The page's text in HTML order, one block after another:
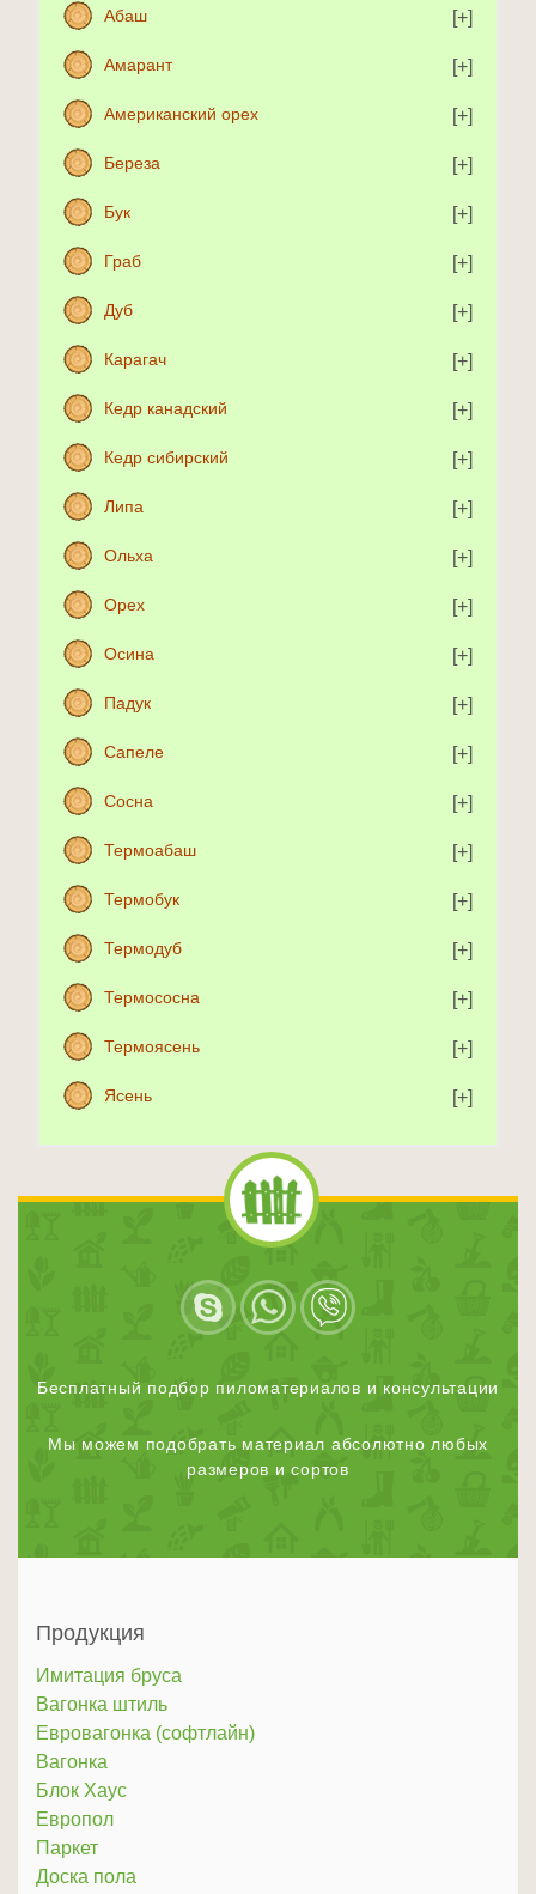
Абаш
Амарант
Американский орех
Береза
Бук
Граб
Дуб
Карагач
Кедр канадский
Кедр сибирский
Липа
Ольха
Орех
Осина
Падук
Сапеле
Сосна
Термоабаш
Термобук
Термодуб
Термососна
Термоясень
Ясень
Бесплатный подбор пиломатериалов и консультации
Мы можем подобрать материал абсолютно любых
размеров и сортов
Продукция
Имитация бруса
Вагонка штиль
Евровагонка (софтлайн)
Вагонка
Блок Хаус
Европол
Паркет
Доска пола